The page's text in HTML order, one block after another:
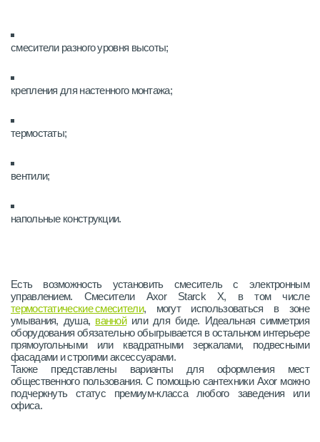
смесители разного уровня высоты;
крепления для настенного монтажа;
термостаты;
вентили;
напольные конструкции.
Есть возможность установить смеситель с электронным
управлением. Смесители Axor Starck X, в том числе
термостатические смесители, могут использоваться в зоне
умывания, душа, ваннойили для биде. Идеальная симметрия
оборудования обязательно обыгрывается в остальном интерьере
прямоугольными или квадратными зеркалами, подвесными
фасадами и строгими аксессуарами.
Также представлены варианты для оформления мест
общественного пользования. С помощью сантехники Axor можно
подчеркнуть статус премиум-класса любого заведения или
офиса.